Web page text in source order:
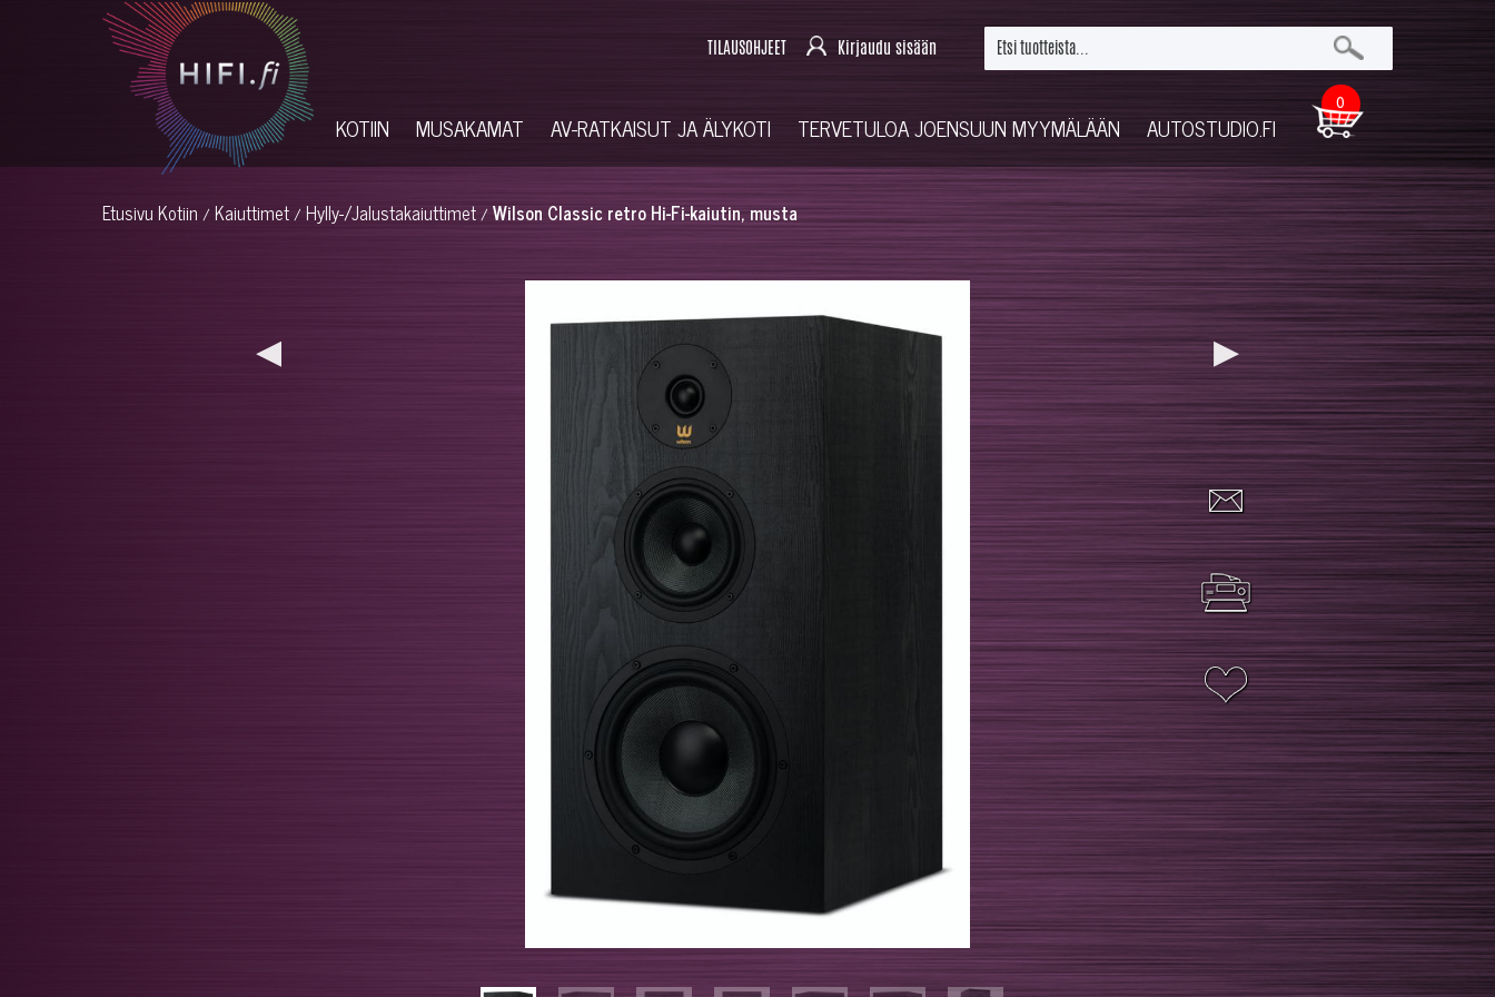
Kirjaudu sisään
TILAUSOHJEET
KOTIIN MUSAKAMAT AV-RATKAISUT JA ÄLYKOTI TERVETULOA JOENSUUN MYYMÄLÄÄN AUTOSTUDIO.FI
0
EtusivuKotiin / Kaiuttimet/ Hylly-/Jalustakaiuttimet/Wilson Classic retro Hi-Fi-kaiutin, musta
◀ ▶